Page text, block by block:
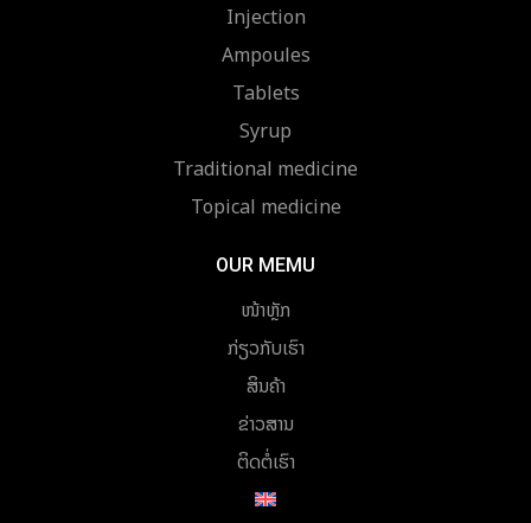
Injection
Ampoules
Tablets
Syrup
Traditional medicine
Topical medicine
OUR MEMU
ໜ້າຫຼັກ
ກ່ຽວກັບເຮົາ
ສິນຄ້າ
ຂ່າວສານ
ຕິດຕໍ່ເຮົາ